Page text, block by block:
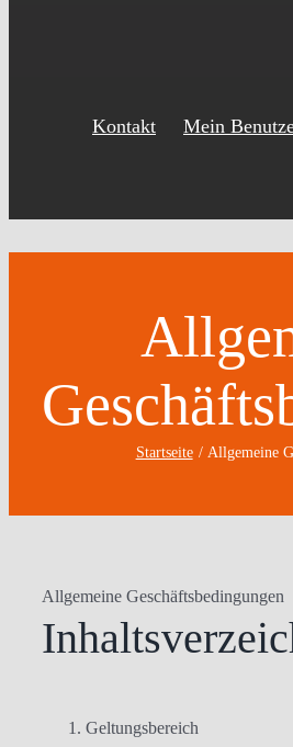
Kontakt Mein
Startseite Allgemeine
Allgemeine Geschäftsbedingungen
Geltungsbereich